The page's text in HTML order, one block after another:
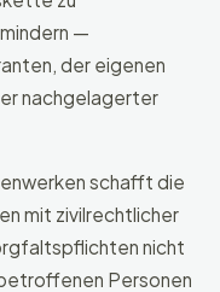
—
der eigenen
nachgelagerter
schafft die
mit zivilrechtlicher
nicht
Personen